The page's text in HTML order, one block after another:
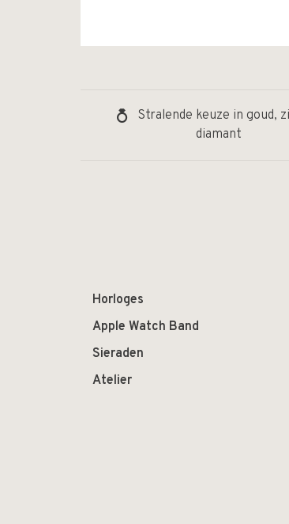
Stralende keuze in goud,
diamant
Horloges
Apple Watch Band
Sieraden
Atelier